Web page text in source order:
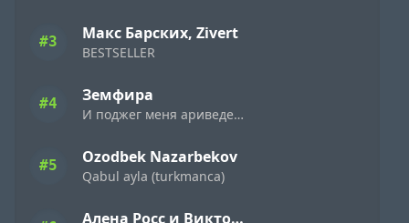
#3 Макс Барских, Zivert
BESTSELLER
#4 Земфира
И поджег меня ариведерчи
#5 Ozodbek Nazarbekov
Qabul ayla (turkmanca)
Алена Росс и Виктор Могилатов